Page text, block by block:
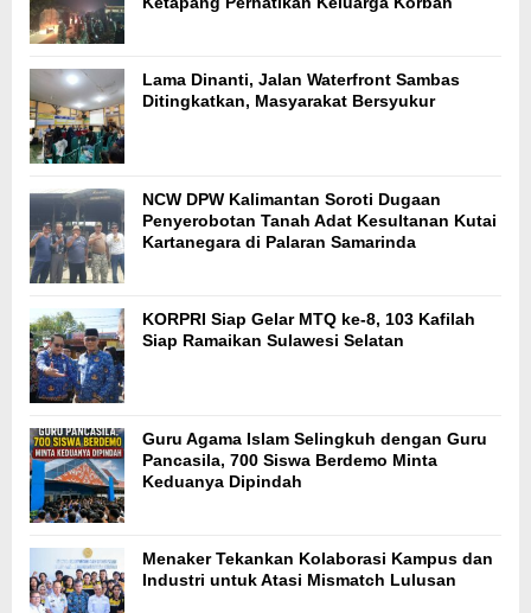
Lama Dinanti, Jalan Waterfront Sambas
Ditingkatkan, Masyarakat Bersyukur
NCW DPW Kalimantan Soroti Dugaan
Penyerobotan Tanah Adat Kesultanan Kutai
Kartanegara di Palaran Samarinda
KORPRI Siap Gelar MTQ ke-8, 103 Kafilah
Siap Ramaikan Sulawesi Selatan
Guru Agama Islam Selingkuh dengan Guru
Pancasila, 700 Siswa Berdemo Minta
Keduanya Dipindah
Menaker Tekankan Kolaborasi Kampus dan
Industri untuk Atasi Mismatch Lulusan